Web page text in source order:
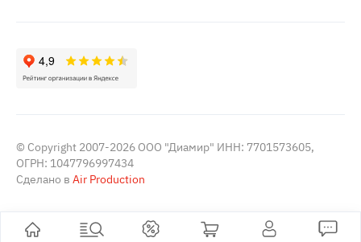
© Copyright 2007-2026 ООО "Диамир" ИНН: 7701573605,
ОГРН: 1047796997434
Сделано в Air Production